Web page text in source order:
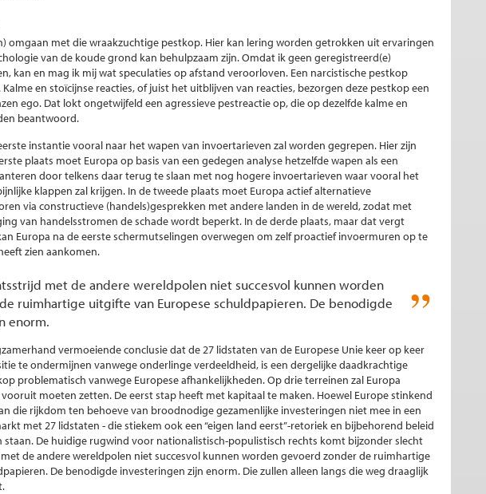
omgaan met die wraakzuchtige pestkop. Hier kan lering worden getrokken uit ervaringen
van de koude grond kan behulpzaam zijn. Omdat ik geen geregistreerd(e)
kan en mag ik mij wat speculaties op afstand veroorloven. Een narcistische pestkop
en stoïcijnse reacties, of juist het uitblijven van reacties, bezorgen deze pestkop een
ego. Dat lokt ongetwijfeld een agressieve pestreactie op, die op dezelfde kalme en
beantwoord.
instantie vooral naar het wapen van invoertarieven zal worden gegrepen. Hier zijn
plaats moet Europa op basis van een gedegen analyse hetzelfde wapen als een
door telkens daar terug te slaan met nog hogere invoertarieven waar vooral het
klappen zal krijgen. In de tweede plaats moet Europa actief alternatieve
via constructieve (handels)gesprekken met andere landen in de wereld, zodat met
van handelsstromen de schade wordt beperkt. In de derde plaats, maar dat vergt
Europa na de eerste schermutselingen overwegen om zelf proactief invoermuren op te
zien aankomen.
met de andere wereldpolen niet succesvol kunnen worden
ruimhartige uitgifte van Europese schuldpapieren. De benodigde
enorm.
vermoeiende conclusie dat de 27 lidstaten van de Europese Unie keer op keer
te ondermijnen vanwege onderlinge verdeeldheid, is een dergelijke daadkrachtige
problematisch vanwege Europese afhankelijkheden. Op drie terreinen zal Europa
moeten zetten. De eerst stap heeft met kapitaal te maken. Hoewel Europe stinkend
die rijkdom ten behoeve van broodnodige gezamenlijke investeringen niet mee in een
met 27 lidstaten - die stiekem ook een “eigen land eerst”-retoriek en bijbehorend beleid
staan. De huidige rugwind voor nationalistisch-populistisch rechts komt bijzonder slecht
de andere wereldpolen niet succesvol kunnen worden gevoerd zonder de ruimhartige
De benodigde investeringen zijn enorm. Die zullen alleen langs die weg draaglijk